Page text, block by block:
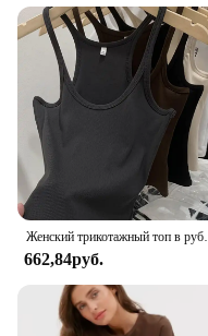
662,84руб.